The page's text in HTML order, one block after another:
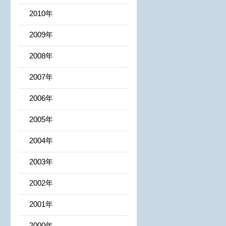
2010年
2009年
2008年
2007年
2006年
2005年
2004年
2003年
2002年
2001年